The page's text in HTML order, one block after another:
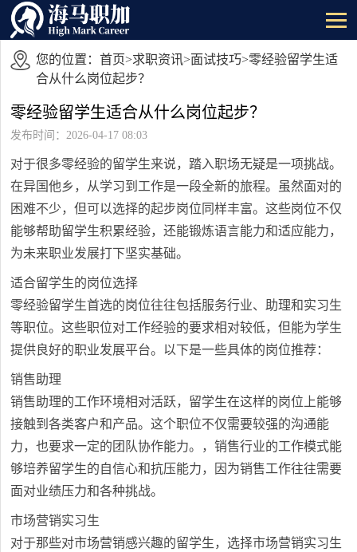
您的位置： 首页>求职资讯>面试技巧>零经验留学生适
合从什么岗位起步？
零经验留学生适合从什么岗位起步？
发布时间：2026-04-17 08:03
对于很多零经验的留学生来说，踏入职场无疑是一项挑战。
在异国他乡，从学习到工作是一段全新的旅程。虽然面对的
困难不少，但可以选择的起步岗位同样丰富。这些岗位不仅
能够帮助留学生积累经验，还能锻炼语言能力和适应能力，
为未来职业发展打下坚实基础。
适合留学生的岗位选择
零经验留学生首选的岗位往往包括服务行业、助理和实习生
等职位。这些职位对工作经验的要求相对较低，但能为学生
提供良好的职业发展平台。以下是一些具体的岗位推荐：
销售助理
销售助理的工作环境相对活跃，留学生在这样的岗位上能够
接触到各类客户和产品。这个职位不仅需要较强的沟通能
力，也要求一定的团队协作能力。，销售行业的工作模式能
够培养留学生的自信心和抗压能力，因为销售工作往往需要
面对业绩压力和各种挑战。
市场营销实习生
对于那些对市场营销感兴趣的留学生，选择市场营销实习生